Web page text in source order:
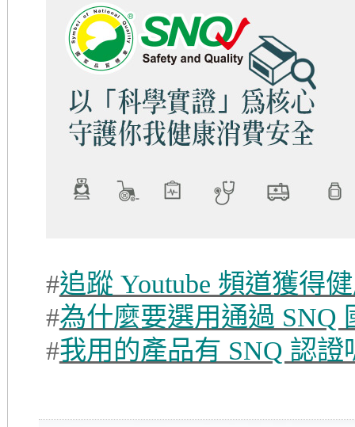
#追蹤 Youtube 頻道獲得
#為什麼要選用通過 SNQ
#我用的產品有 SNQ 認證